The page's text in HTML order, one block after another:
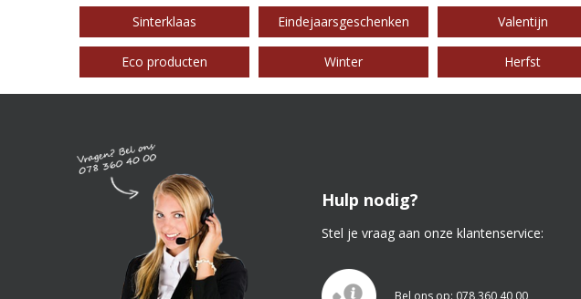
Sinterklaas Eindejaarsgeschenken Valentijn
Eco producten Winter Herfst
Hulp nodig?
Stel je vraag aan onze klantenservice: